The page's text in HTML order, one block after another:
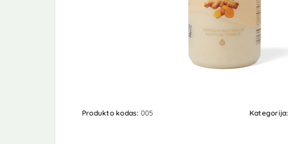
Produkto kodas: 005 Kategorija: